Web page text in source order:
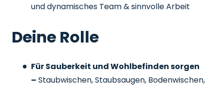
und dynamisches Team & sinnvolle Arbeit
Deine Rolle
Für Sauberkeit und Wohlbefinden sorgen
– Staubwischen, Staubsaugen, Bodenwischen,